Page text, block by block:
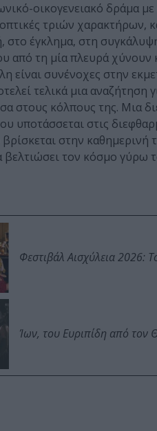
οικογενειακό δράμα
οπτικές τριών
στο έγκλημα, στη
από τη μία πλευρά χύνουν
είναι συνένοχες στην
τελικά μια
στους κόλπους της. Μια
υποτάσσεται στις
στην καθημερινή
βελτιώσει τον κόσμο γύρω
Φεστιβάλ Αισχύλεια 2026:
Ίων, του Ευριπίδη από